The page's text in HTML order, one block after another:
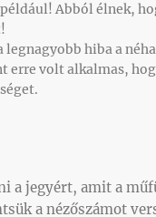
Abból élnek,
legnagyobb hiba a
erre volt alkalmas,
a jegyért, amit a
a nézőszámot